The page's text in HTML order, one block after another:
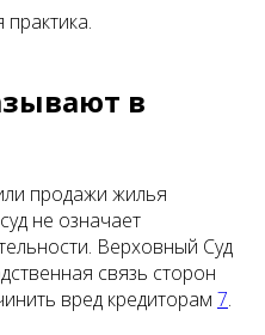
в
продажи жилья
не означает
Верховный Суд
связь сторон
вред кредиторам 7.